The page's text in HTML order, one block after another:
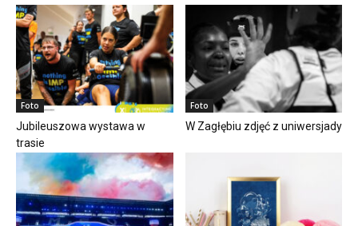
Foto
Jubileuszowa wystawa w
trasie
Foto
W Zagłębiu zdjęć z uniwersjady